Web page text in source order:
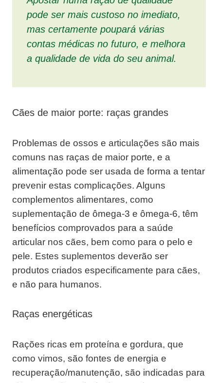
pode ser mais custoso no imediato,
mas certamente poupará várias
contas médicas no futuro, e melhora
a qualidade de vida do seu animal.
Cães de maior porte: raças grandes
Problemas de ossos e articulações são mais
comuns nas raças de maior porte, e a
alimentação pode ser usada de forma a tentar
prevenir estas complicações. Alguns
complementos alimentares, como
suplementação de ômega-3 e ômega-6, têm
benefícios comprovados para a saúde
articular nos cães, bem como para o pelo e
pele. Estes suplementos deverão ser
produtos criados especificamente para cães,
e não para humanos.
Raças energéticas
Rações ricas em proteína e gordura, que
como vimos, são fontes de energia e
recuperação/manutenção, são indicadas para